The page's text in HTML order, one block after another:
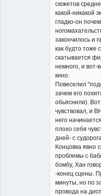
сюжетов
какой-никакой
гладко-он
закончилось и
как будто тоже
скатывается
немного, и вот-
кино.
Повеселил
зачем его
обьяснили).
чувствовал, и
него
плохо себя
дней- с
Концовка явно
проблемы с
бомбу, Хан
-конец сцены.
минуты, но по
провода на